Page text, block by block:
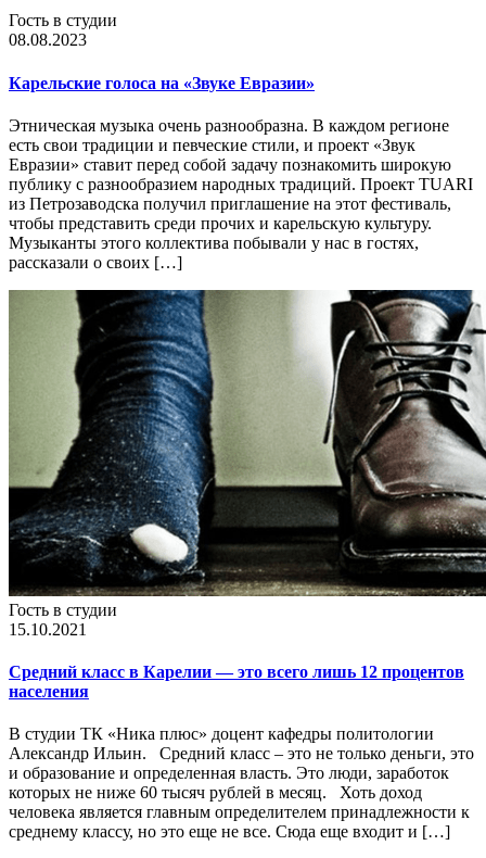
Гость в студии
08.08.2023
Карельские голоса на «Звуке Евразии»
Этническая музыка очень разнообразна. В каждом регионе
есть свои традиции и певческие стили, и проект «Звук
Евразии» ставит перед собой задачу познакомить широкую
публику с разнообразием народных традиций. Проект TUARI
из Петрозаводска получил приглашение на этот фестиваль,
чтобы представить среди прочих и карельскую культуру.
Музыканты этого коллектива побывали у нас в гостях,
рассказали о своих […]
Гость в студии
15.10.2021
Средний класс в Карелии — это всего лишь 12 процентов
населения
В студии ТК «Ника плюс» доцент кафедры политологии
Александр Ильин. Средний класс – это не только деньги, это
и образование и определенная власть. Это люди, заработок
которых не ниже 60 тысяч рублей в месяц. Хоть доход
человека является главным определителем принадлежности к
среднему классу, но это еще не все. Сюда еще входит и […]